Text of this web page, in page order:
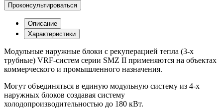
Проконсультироваться
Описание
Характеристики
Модульные наружные блоки с рекуперацией тепла (3-х
трубные) VRF-систем серии SMZ II применяются на объектах
коммерческого и промышленного назначения.
Могут объединяться в единую модульную систему из 4-х
наружных блоков создавая систему
холодопроизводительностью до 180 кВт.